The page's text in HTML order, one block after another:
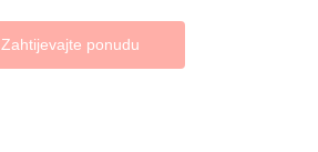
Zahtijevajte ponudu